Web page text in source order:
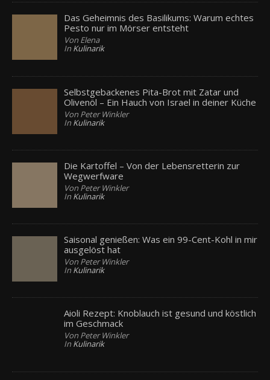
Das Geheimnis des Basilikums: Warum echtes
Pesto nur im Mörser entsteht
Von Elena
In Kulinarik
Selbstgebackenes Pita-Brot mit Zatar und
Olivenöl – Ein Hauch von Israel in deiner Küche
Von Peter Winkler
In Kulinarik
Die Kartoffel – Von der Lebensretterin zur
Wegwerfware
Von Peter Winkler
In Kulinarik
Saisonal genießen: Was ein 99-Cent-Kohl in mir
ausgelöst hat
Von Peter Winkler
In Kulinarik
Aioli Rezept: Knoblauch ist gesund und köstlich
im Geschmack
Von Peter Winkler
In Kulinarik